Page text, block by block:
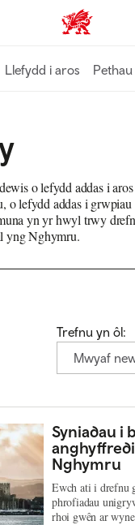
Croeso
Llefydd i aros
o lefydd addas i
o lefydd addas i
yn yr hwyl trwy
yng Nghymru.
Trefnu yn ôl:
Mwyaf
Syniadau i
Nghymru
Ewch ati i drefnu
phrofiadau
rhoi gwên ar